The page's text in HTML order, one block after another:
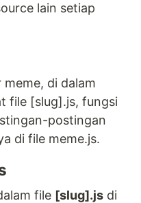
lain setiap
di dalam
file [slug].js, fungsi
postingan
di file meme.js.
file [slug].js di